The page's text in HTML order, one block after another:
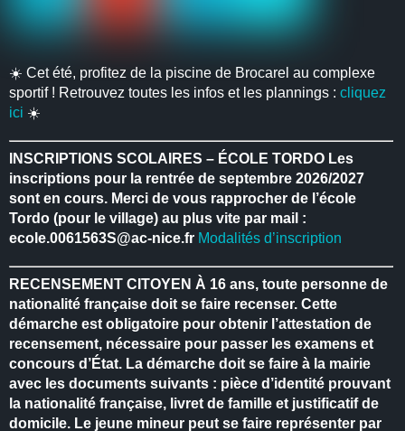
☀️ Cet été, profitez de la piscine de Brocarel au complexe
sportif ! Retrouvez toutes les infos et les plannings :cliquez
ici ☀️
INSCRIPTIONS SCOLAIRES – ÉCOLE TORDO Les
inscriptions pour la rentrée de septembre 2026/2027
sont en cours. Merci de vous rapprocher de l’école
Tordo (pour le village) au plus vite par mail :
ecole.0061563S@ac-nice.fr Modalités d’inscription
RECENSEMENT CITOYEN À 16 ans, toute personne de
nationalité française doit se faire recenser. Cette
démarche est obligatoire pour obtenir l’attestation de
recensement, nécessaire pour passer les examens et
concours d’État. La démarche doit se faire à la mairie
avec les documents suivants : pièce d’identité prouvant
la nationalité française, livret de famille et justificatif de
domicile. Le jeune mineur peut se faire représenter par